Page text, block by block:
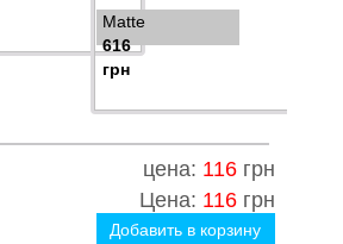
Matte
616
грн
цена: 116 грн
Цена: 116 грн
Добавить в корзину